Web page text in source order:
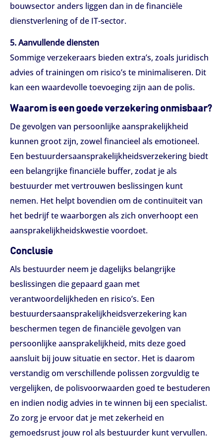
bouwsector anders liggen dan in de financiële
dienstverlening of de IT-sector.
5. Aanvullende diensten
Sommige verzekeraars bieden extra’s, zoals juridisch
advies of trainingen om risico’s te minimaliseren. Dit
kan een waardevolle toevoeging zijn aan de polis.
Waarom is een goede verzekering onmisbaar?
De gevolgen van persoonlijke aansprakelijkheid
kunnen groot zijn, zowel financieel als emotioneel.
Een bestuurdersaansprakelijkheidsverzekering biedt
een belangrijke financiële buffer, zodat je als
bestuurder met vertrouwen beslissingen kunt
nemen. Het helpt bovendien om de continuïteit van
het bedrijf te waarborgen als zich onverhoopt een
aansprakelijkheidskwestie voordoet.
Conclusie
Als bestuurder neem je dagelijks belangrijke
beslissingen die gepaard gaan met
verantwoordelijkheden en risico’s. Een
bestuurdersaansprakelijkheidsverzekering kan
beschermen tegen de financiële gevolgen van
persoonlijke aansprakelijkheid, mits deze goed
aansluit bij jouw situatie en sector. Het is daarom
verstandig om verschillende polissen zorgvuldig te
vergelijken, de polisvoorwaarden goed te bestuderen
en indien nodig advies in te winnen bij een specialist.
Zo zorg je ervoor dat je met zekerheid en
gemoedsrust jouw rol als bestuurder kunt vervullen.